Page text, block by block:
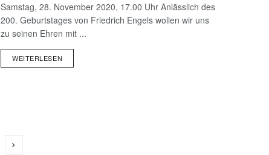
Samstag, 28. November 2020, 17.00 Uhr Anlässlich des
200. Geburtstages von Friedrich Engels wollen wir uns
zu seinen Ehren mit ...
WEITERLESEN